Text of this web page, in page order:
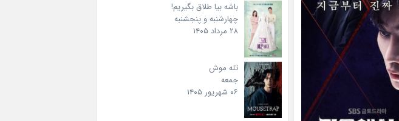
باشه بیا طلاق بگیریم!
چهارشنبه و پنجشنبه
۲۸ مرداد ۱۴۰۵
تله موش
جمعه
۰۶ شهریور ۱۴۰۵